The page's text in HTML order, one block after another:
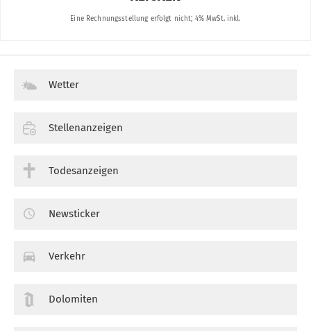
Wetter
Stellenanzeigen
Todesanzeigen
Newsticker
Verkehr
Dolomiten